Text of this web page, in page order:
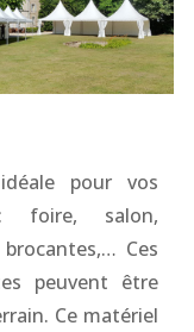
pour vos
: foire, salon,
Ces
peuvent être
Ce matériel